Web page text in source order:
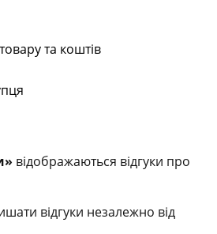
та коштів
відображаються відгуки про
відгуки незалежно від